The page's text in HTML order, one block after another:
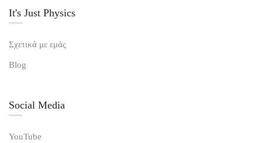
It's Just Physics
Σχετικά με εμάς
Blog
Social Media
YouTube